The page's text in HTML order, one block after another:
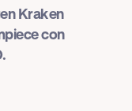
Kraken
con